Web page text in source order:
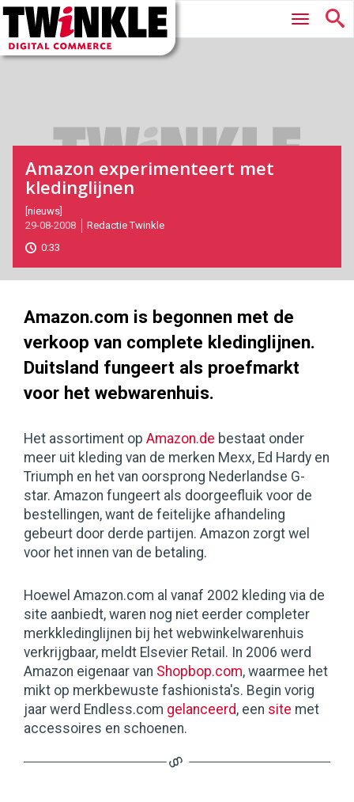
Twinkle
Digital
Commerce
Hoofdmenu
Amazon experimenteert met
kledinglijnen
2008-
08-
29T00:00:00
2017-
05-
[nieuws]
29-08-2008
Redactie Twinkle
0:33
Amazon.com is begonnen met de
verkoop van complete kledinglijnen.
Duitsland fungeert als proefmarkt
voor het webwarenhuis.
Het assortiment op Amazon.de bestaat onder
meer uit kleding van de merken Mexx, Ed Hardy en
Triumph en het van oorsprong Nederlandse G-
star. Amazon fungeert als doorgeefluik voor de
bestellingen, want de feitelijke afhandeling
gebeurt door derde partijen. Amazon zorgt wel
voor het innen van de betaling.
Hoewel Amazon.com al vanaf 2002 kleding via de
site aanbiedt, waren nog niet eerder completer
merkkledinglijnen bij het webwinkelwarenhuis
verkrijgbaar, meldt Elsevier Retail. In 2006 werd
Amazon eigenaar van Shopbop.com, waarmee het
mikt op merkbewuste fashionista's. Begin vorig
jaar werd Endless.com gelanceerd, een site met
accessoires en schoenen.